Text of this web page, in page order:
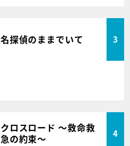
名探偵のままでいて 3
クロスロード ～救命救
急の約束～
4